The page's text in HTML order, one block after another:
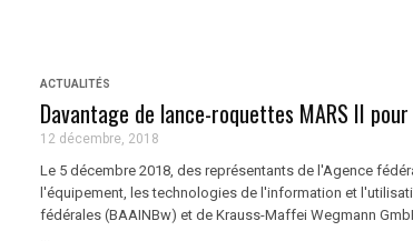
ACTUALITÉS
Davantage de lance-roquettes MARS II
12 décembre, 2018
Le 5 décembre 2018, des représentants de l'Agence
l'équipement, les technologies de l'information et
fédérales (BAAINBw) et de Krauss-Maffei Wegmann
...